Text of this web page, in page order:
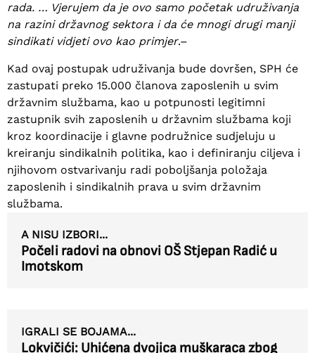
rada. … Vjerujem da je ovo samo početak udruživanja
na razini državnog sektora i da će mnogi drugi manji
sindikati vidjeti ovo kao primjer.–
Kad ovaj postupak udruživanja bude dovršen, SPH će
zastupati preko 15.000 članova zaposlenih u svim
državnim službama, kao u potpunosti legitimni
zastupnik svih zaposlenih u državnim službama koji
kroz koordinacije i glavne podružnice sudjeluju u
kreiranju sindikalnih politika, kao i definiranju ciljeva i
njihovom ostvarivanju radi poboljšanja položaja
zaposlenih i sindikalnih prava u svim državnim
službama.
A NISU IZBORI...
Počeli radovi na obnovi OŠ Stjepan Radić u
Imotskom
IGRALI SE BOJAMA...
Lokvičići: Uhićena dvojica muškaraca zbog